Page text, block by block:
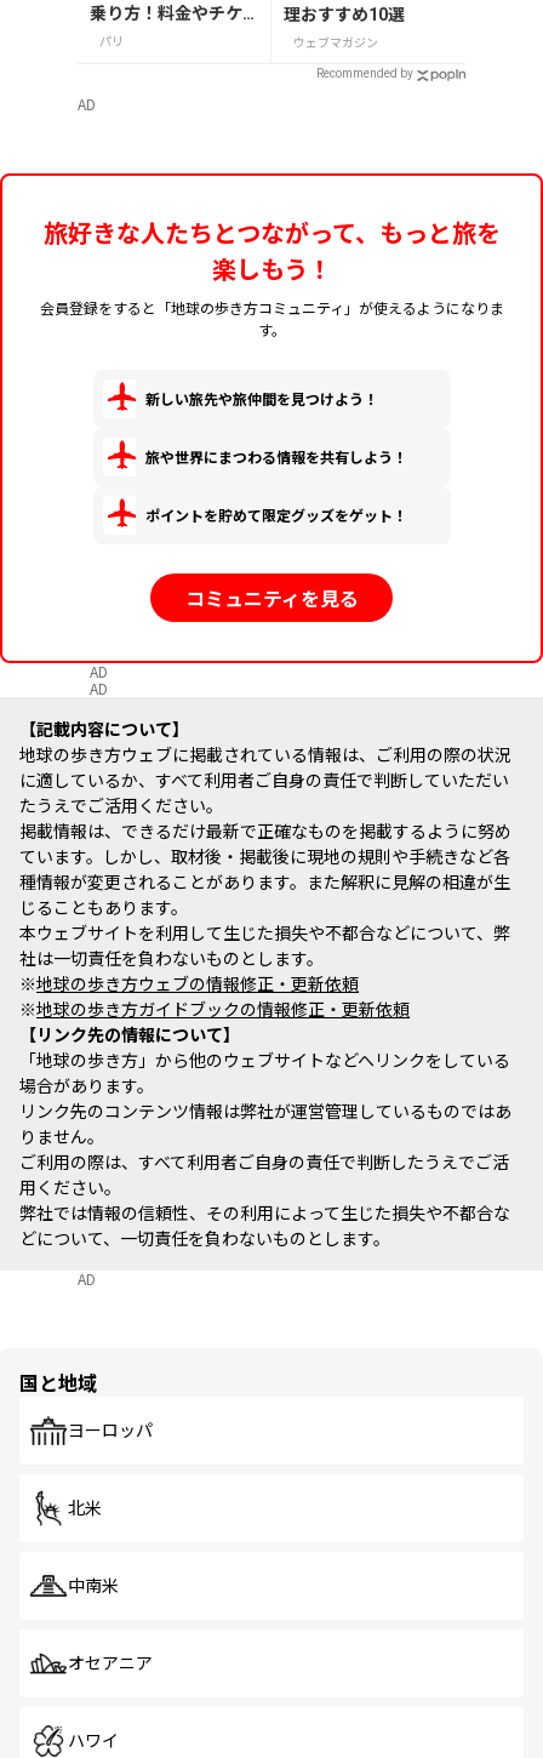
乗り方！料金やチケ
ットの種類、注意点
パリ
理おすすめ10選
ウェブマガジン
Recommended by
AD
旅好きな人たちとつながって、もっと旅を
楽しもう！
会員登録をすると「地球の歩き方コミュニティ」が使えるようになりま
す。
新しい旅先や旅仲間を見つけよう！
旅や世界にまつわる情報を共有しよう！
ポイントを貯めて限定グッズをゲット！
コミュニティを見る
AD
AD
記載内容について
地球の歩き方ウェブに掲載されている情報は、ご利用の際の状況
に適しているか、すべて利用者ご自身の責任で判断していただい
たうえでご活用ください。
掲載情報は、できるだけ最新で正確なものを掲載するように努め
ています。しかし、取材後・掲載後に現地の規則や手続きなど各
種情報が変更されることがあります。また解釈に見解の相違が生
じることもあります。
本ウェブサイトを利用して生じた損失や不都合などについて、弊
社は一切責任を負わないものとします。
※地球の歩き方ウェブの情報修正・更新依頼
※地球の歩き方ガイドブックの情報修正・更新依頼
リンク先の情報について
「地球の歩き方」から他のウェブサイトなどへリンクをしている
場合があります。
リンク先のコンテンツ情報は弊社が運営管理しているものではあ
りません。
ご利用の際は、すべて利用者ご自身の責任で判断したうえでご活
用ください。
弊社では情報の信頼性、その利用によって生じた損失や不都合な
どについて、一切責任を負わないものとします。
AD
国と地域
ヨーロッパ
北米
中南米
オセアニア
ハワイ